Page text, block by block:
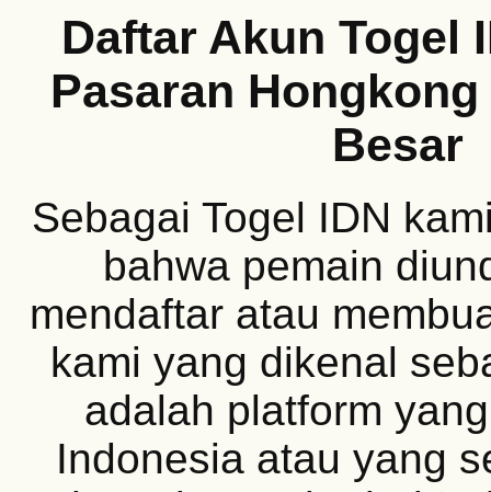
Daftar Akun Togel
Pasaran
Besar
Sebagai Togel IDN
bahwa pemain
mendaftar atau
kami yang dikenal
adalah platform
Indonesia atau yang